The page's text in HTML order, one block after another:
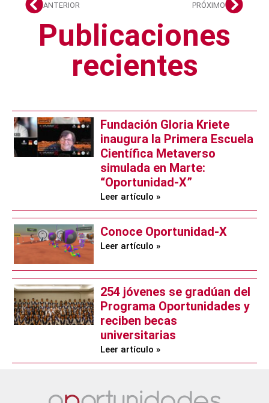
ANTERIOR PRÓXIMO
Publicaciones
recientes
Fundación Gloria Kriete
inaugura la Primera Escuela
Científica Metaverso
simulada en Marte:
“Oportunidad-X”
Leer artículo »
Conoce Oportunidad-X
Leer artículo »
254 jóvenes se gradúan del
Programa Oportunidades y
reciben becas
universitarias
Leer artículo »